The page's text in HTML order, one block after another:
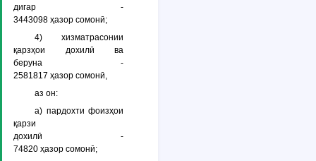
дигар -
3443098 ҳазор сомонӣ;
4) хизматрасонии
қарзҳои дохилӣ ва
беруна -
2581817 ҳазор сомонӣ,
аз он:
а) пардохти фоизҳои
қарзи
дохилӣ -
74820 ҳазор сомонӣ;